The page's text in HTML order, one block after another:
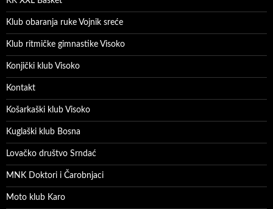
Klub obaranja ruke Vojnik sreće
Klub ritmičke gimnastike Visoko
Konjički klub Visoko
Kontakt
Košarkaški klub Visoko
Kuglaški klub Bosna
Lovačko društvo Srndać
MNK Doktori i Čarobnjaci
Moto klub Karo